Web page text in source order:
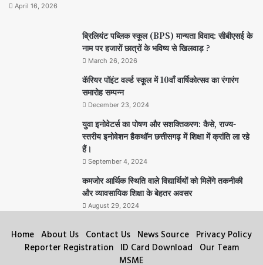
April 16, 2026
ब्रिलियंट पब्लिक स्कूल (BPS) मान्यता विवाद: सीबीएसई के
नाम पर हजारों छात्रों के भविष्य से खिलवाड़ ?
March 26, 2026
कॅरियर पॉइंट वर्ल्ड स्कूल में 10वाँ वार्षिकोत्सव का रंगारंग
समारोह सम्पन्न
December 23, 2024
युवा इनोवेटर्स का पोषण और सशक्तिकरण: कैसे, राज्य-
स्तरीय इनोवेशन हैकथॉन छत्तीसगढ़ में शिक्षा में क्रांति ला रहे
हैं।
September 4, 2024
कमजोर आर्थिक स्थिति वाले विद्यार्थियों को मिलेंगे तकनीकी
और व्यावसायिक शिक्षा के बेहतर अवसर
August 29, 2024
Home About Us Contact Us News Source Privacy Policy
Reporter Registration ID Card Download Our Team
MSME